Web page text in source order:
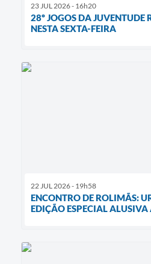
23 JUL 2026 - 16h20
28º JOGOS DA JUVENTUDE
NESTA SEXTA-FEIRA
22 JUL 2026 - 19h58
ENCONTRO DE ROLIMÃS:
EDIÇÃO ESPECIAL